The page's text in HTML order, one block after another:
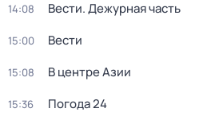
14:08 Вести. Дежурная часть
15:00 Вести
15:08 В центре Азии
15:36 Погода 24